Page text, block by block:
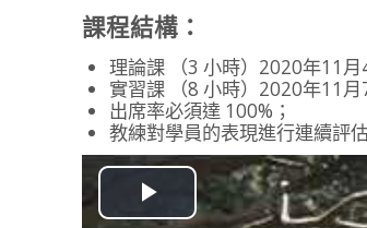
課程結構：
理論課 （3 小時）2020年11
實習課 （8 小時）2020年11
出席率必須達 100%；
教練對學員的表現進行連續評
播